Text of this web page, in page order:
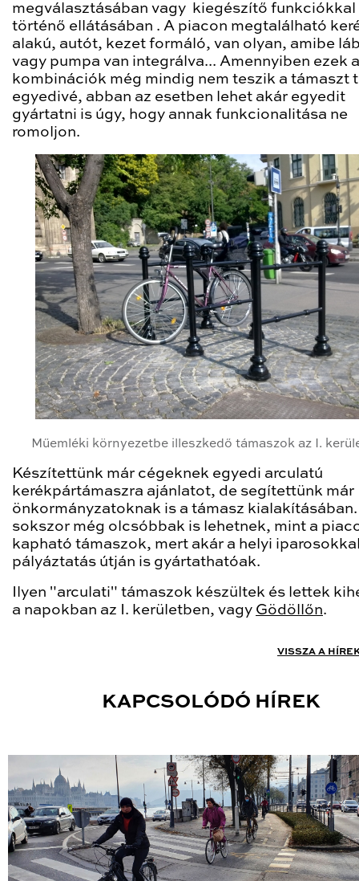
megválasztásában vagy kiegészítő funkciókkal
történő ellátásában . A piacon megtalálható
alakú, autót, kezet formáló, van olyan, amibe
vagy pumpa van integrálva... Amennyiben ezek a
kombinációk még mindig nem teszik a támaszt
egyedivé, abban az esetben lehet akár egyedit
gyártatni is úgy, hogy annak funkcionalitása ne
romoljon.
Műemléki környezetbe illeszkedő támaszok az I.
Készítettünk már cégeknek egyedi arculatú
kerékpártámaszra ajánlatot, de segítettünk már
önkormányzatoknak is a támasz
sokszor még olcsóbbak is lehetnek, mint a
kapható támaszok, mert akár a helyi
pályáztatás útján is gyártathatóak.
Ilyen "arculati" támaszok készültek és lettek
a napokban az I. kerületben, vagy Gödöllőn.
VISSZA A
KAPCSOLÓDÓ HÍREK